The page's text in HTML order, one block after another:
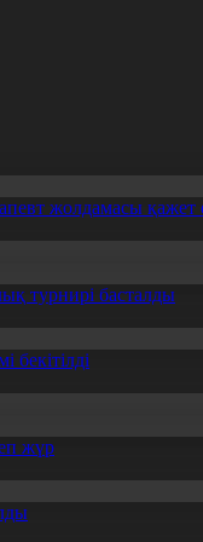
жолдамасы қажет
турнирі басталды
бекітілді
жүр